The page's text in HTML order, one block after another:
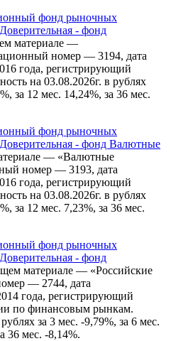
фонд рыночных
- фонд
материале —
номер — 3194, дата
года, регистрирующий
на 03.08.2026г. в рублях
за 12 мес. 14,24%, за 36 мес.
фонд рыночных
- фонд Валютные
— «Валютные
номер — 3193, дата
года, регистрирующий
на 03.08.2026г. в рублях
за 12 мес. 7,23%, за 36 мес.
фонд рыночных
- фонд
материале — «Российские
— 2744, дата
года, регистрирующий
по финансовым рынкам.
за 3 мес. -9,79%, за 6 мес.
36 мес. -8,14%.